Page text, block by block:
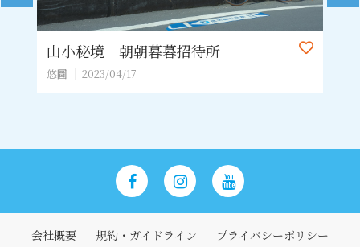
山小秘境｜朝朝暮暮招待所
悠圖 2023/04/17
会社概要 規約・ガイドライン プライバシーポリシー